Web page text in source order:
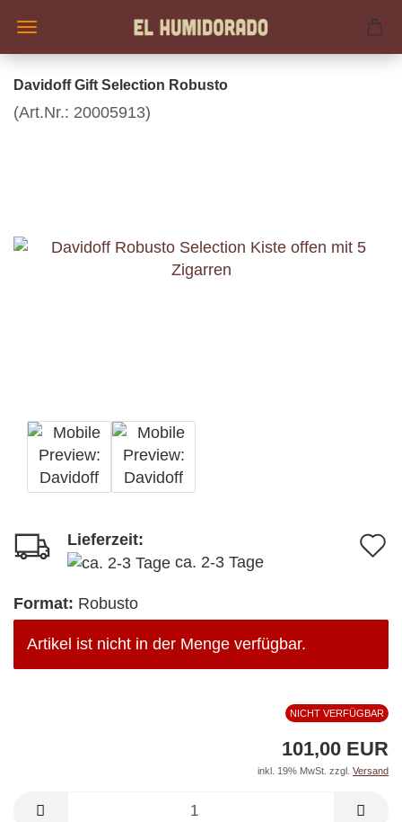
Davidoff Gift Selection Robusto
(Art.Nr.: 20005913)
Lieferzeit:
ca. 2-3 Tage
Format: Robusto
Artikel ist nicht in der Menge verfügbar.
NICHT VERFÜGBAR
101,00 EUR
inkl. 19% MwSt. zzgl. Versand